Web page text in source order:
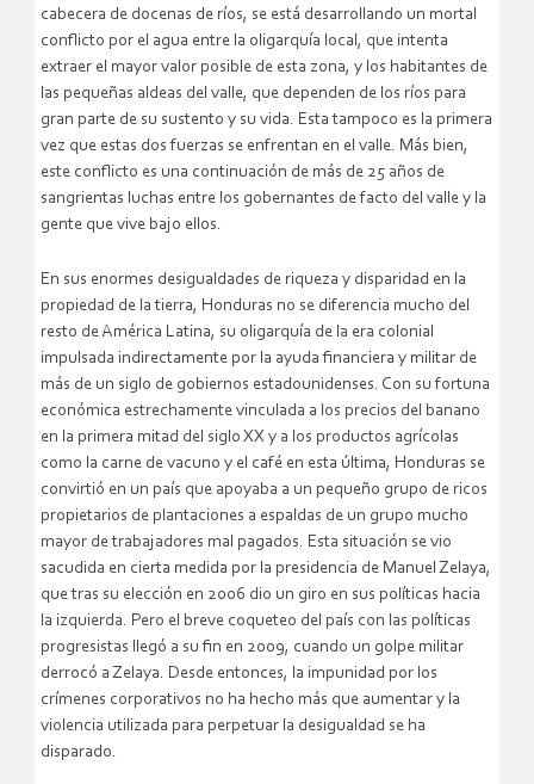
cabecera de docenas de ríos, se está desarrollando un mortal
conflicto por el agua entre la oligarquía local, que intenta
extraer el mayor valor posible de esta zona, y los habitantes de
las pequeñas aldeas del valle, que dependen de los ríos para
gran parte de su sustento y su vida. Esta tampoco es la primera
vez que estas dos fuerzas se enfrentan en el valle. Más bien,
este conflicto es una continuación de más de 25 años de
sangrientas luchas entre los gobernantes de facto del valle y la
gente que vive bajo ellos.
En sus enormes desigualdades de riqueza y disparidad en la
propiedad de la tierra, Honduras no se diferencia mucho del
resto de América Latina, su oligarquía de la era colonial
impulsada indirectamente por la ayuda financiera y militar de
más de un siglo de gobiernos estadounidenses. Con su fortuna
económica estrechamente vinculada a los precios del banano
en la primera mitad del siglo XX y a los productos agrícolas
como la carne de vacuno y el café en esta última, Honduras se
convirtió en un país que apoyaba a un pequeño grupo de ricos
propietarios de plantaciones a espaldas de un grupo mucho
mayor de trabajadores mal pagados. Esta situación se vio
sacudida en cierta medida por la presidencia de Manuel Zelaya,
que tras su elección en 2006 dio un giro en sus políticas hacia
la izquierda. Pero el breve coqueteo del país con las políticas
progresistas llegó a su fin en 2009, cuando un golpe militar
derrocó a Zelaya. Desde entonces, la impunidad por los
crímenes corporativos no ha hecho más que aumentar y la
violencia utilizada para perpetuar la desigualdad se ha
disparado.